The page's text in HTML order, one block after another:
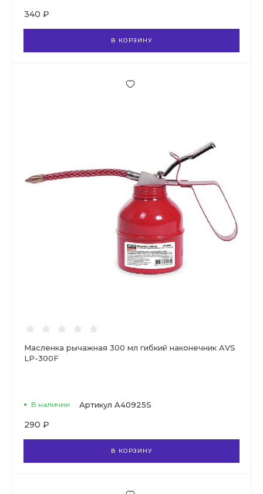
340 ₽
В КОРЗИНУ
Масленка рычажная 300 мл гибкий наконечник AVS
LP-300F
В наличии Артикул A40925S
290 ₽
В КОРЗИНУ